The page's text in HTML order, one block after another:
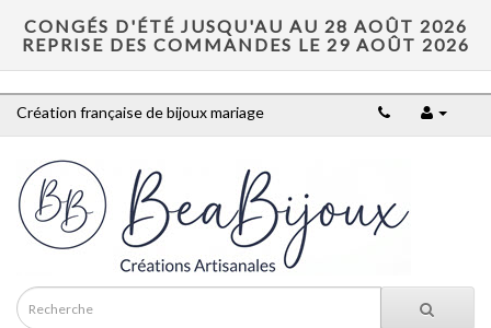
CONGÉS D'ÉTÉ JUSQU'AU AU 28 AOÛT 2026
REPRISE DES COMMANDES LE 29 AOÛT 2026
Création française de bijoux mariage